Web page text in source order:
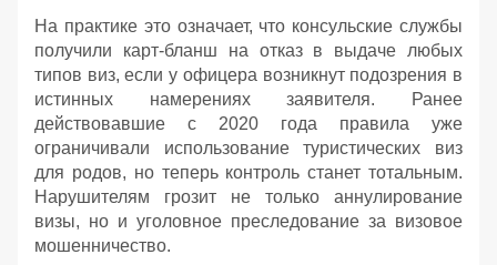
На практике это означает, что консульские службы
получили карт-бланш на отказ в выдаче любых
типов виз, если у офицера возникнут подозрения в
истинных намерениях заявителя. Ранее
действовавшие с 2020 года правила уже
ограничивали использование туристических виз
для родов, но теперь контроль станет тотальным.
Нарушителям грозит не только аннулирование
визы, но и уголовное преследование за визовое
мошенничество.